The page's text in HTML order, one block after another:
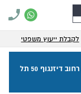
לקבלת ייעוץ משפטי
כתובתנו: מגדל על דיזנגוף סנטר קומה 16, רחוב דיזנגוף 50 תל